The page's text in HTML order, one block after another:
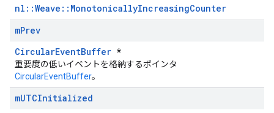
nl::Weave::MonotonicallyIncreasingCounter
mPrev
CircularEventBuffer *
重要度の低いイベントを格納するポインタ
CircularEventBuffer。
mUTCInitialized